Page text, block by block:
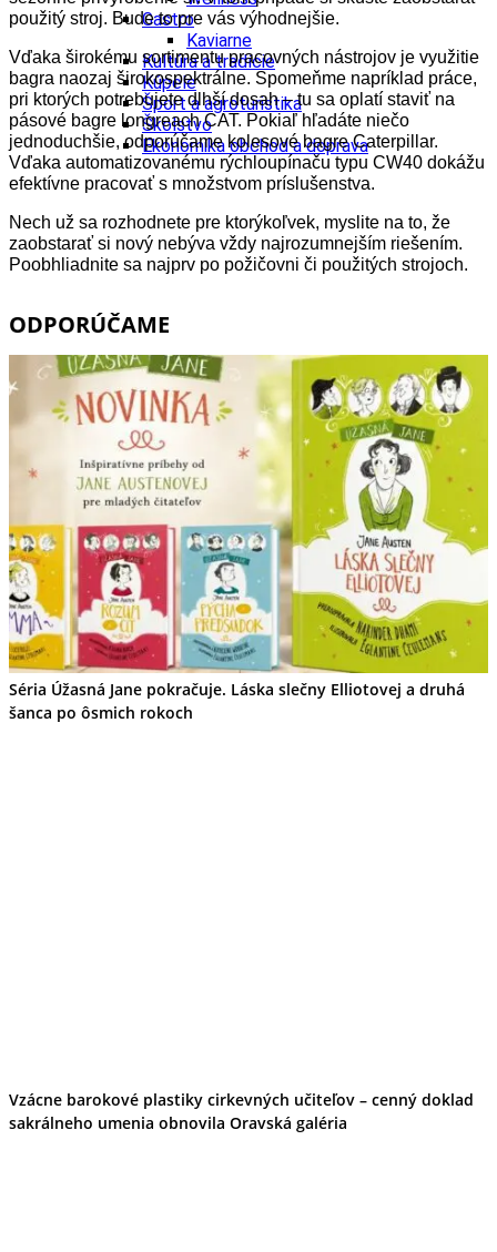
Gastro
Kaviarne
Kultúra a tradície
Kúpele
Šport a agroturistika
Školstvo
Ekonomika obchod a doprava
použitý stroj. Bude to pre vás výhodnejšie.
Vďaka širokému sortimentu pracovných nástrojov je využitie
bagra naozaj širokospektrálne. Spomeňme napríklad práce,
pri ktorých potrebujete dlhší dosah – tu sa oplatí staviť na
pásové bagre longreach CAT. Pokiaľ hľadáte niečo
jednoduchšie, odporúčame kolesové bagre Caterpillar.
Vďaka automatizovanému rýchloupínaču typu CW40 dokážu
efektívne pracovať s množstvom príslušenstva.
Nech už sa rozhodnete pre ktorýkoľvek, myslite na to, že
zaobstarať si nový nebýva vždy najrozumnejším riešením.
Poobhliadnite sa najprv po požičovni či použitých strojoch.
ODPORÚČAME
Séria Úžasná Jane pokračuje. Láska slečny Elliotovej a druhá
šanca po ôsmich rokoch
Vzácne barokové plastiky cirkevných učiteľov – cenný doklad
sakrálneho umenia obnovila Oravská galéria